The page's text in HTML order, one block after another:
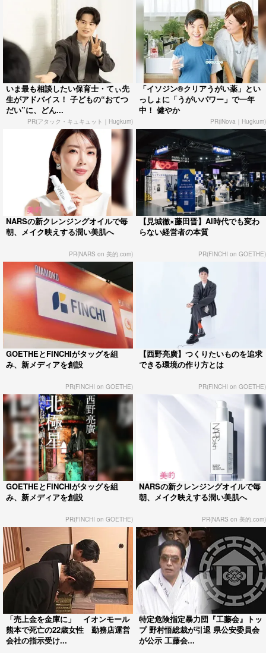
いま最も相談したい保育士・てぃ先
生がアドバイス！ 子どもの“おてつ
だい”に、どん...
PR(アタック・キュキュット｜Hugkum)
「イソジン®クリアうがい薬」とい
っしょに「うがいパワー」で一年
中！ 健やか
PR(iNova｜Hugkum)
NARSの新クレンジングオイルで毎
朝、メイク映えする潤い美肌へ
PR(NARS on 美的.com)
【見城徹×藤田晋】AI時代でも変わ
らない経営者の本質
PR(FINCHI on GOETHE)
GOETHEとFINCHIがタッグを組
み、新メディアを創設
PR(FINCHI on GOETHE)
【西野亮廣】つくりたいものを追求
できる環境の作り方とは
PR(FINCHI on GOETHE)
GOETHEとFINCHIがタッグを組
み、新メディアを創設
PR(FINCHI on GOETHE)
NARSの新クレンジングオイルで毎
朝、メイク映えする潤い美肌へ
PR(NARS on 美的.com)
「売上金を金庫に」 イオンモール
熊本で死亡の22歳女性 勤務店運営
会社の指示受け...
特定危険指定暴力団『工藤会』トッ
プ 野村悟総裁が引退 県公安委員会
が公示 工藤会...